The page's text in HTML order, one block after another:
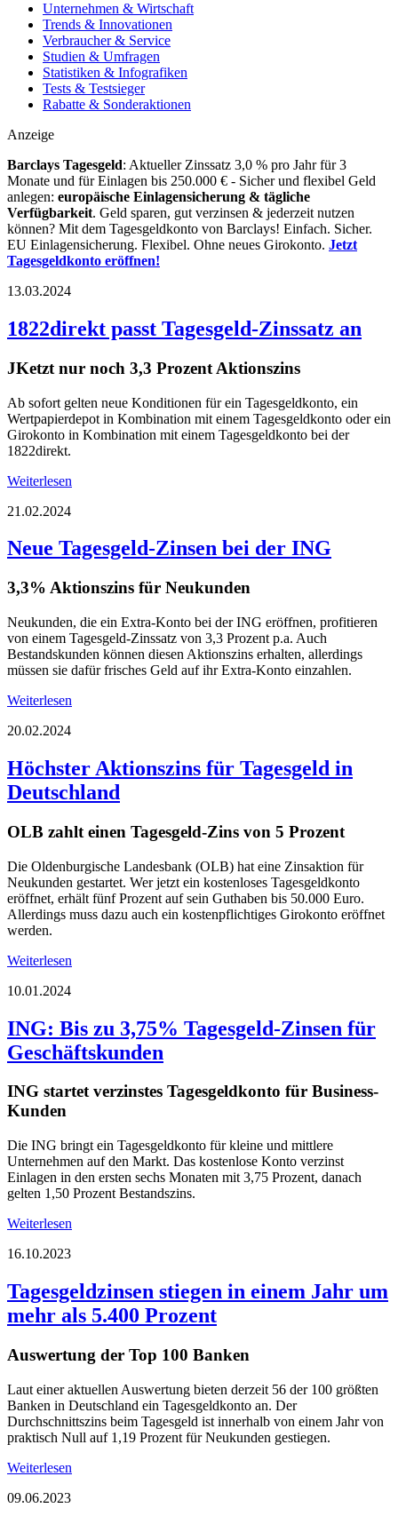
Unternehmen & Wirtschaft
Trends & Innovationen
Verbraucher & Service
Studien & Umfragen
Statistiken & Infografiken
Tests & Testsieger
Rabatte & Sonderaktionen
Anzeige
Barclays Tagesgeld: Aktueller Zinssatz 3,0 % pro Jahr für 3
Monate und für Einlagen bis 250.000 € - Sicher und flexibel Geld
anlegen: europäische Einlagensicherung & tägliche
Verfügbarkeit. Geld sparen, gut verzinsen & jederzeit nutzen
können? Mit dem Tagesgeldkonto von Barclays! Einfach. Sicher.
EU Einlagensicherung. Flexibel. Ohne neues Girokonto. Jetzt
Tagesgeldkonto eröffnen!
13.03.2024
1822direkt passt Tagesgeld-Zinssatz an
JKetzt nur noch 3,3 Prozent Aktionszins
Ab sofort gelten neue Konditionen für ein Tagesgeldkonto, ein
Wertpapierdepot in Kombination mit einem Tagesgeldkonto oder ein
Girokonto in Kombination mit einem Tagesgeldkonto bei der
1822direkt.
Weiterlesen
21.02.2024
Neue Tagesgeld-Zinsen bei der ING
3,3% Aktionszins für Neukunden
Neukunden, die ein Extra-Konto bei der ING eröffnen, profitieren
von einem Tagesgeld-Zinssatz von 3,3 Prozent p.a. Auch
Bestandskunden können diesen Aktionszins erhalten, allerdings
müssen sie dafür frisches Geld auf ihr Extra-Konto einzahlen.
Weiterlesen
20.02.2024
Höchster Aktionszins für Tagesgeld in
Deutschland
OLB zahlt einen Tagesgeld-Zins von 5 Prozent
Die Oldenburgische Landesbank (OLB) hat eine Zinsaktion für
Neukunden gestartet. Wer jetzt ein kostenloses Tagesgeldkonto
eröffnet, erhält fünf Prozent auf sein Guthaben bis 50.000 Euro.
Allerdings muss dazu auch ein kostenpflichtiges Girokonto eröffnet
werden.
Weiterlesen
10.01.2024
ING: Bis zu 3,75% Tagesgeld-Zinsen für
Geschäftskunden
ING startet verzinstes Tagesgeldkonto für Business-
Kunden
Die ING bringt ein Tagesgeldkonto für kleine und mittlere
Unternehmen auf den Markt. Das kostenlose Konto verzinst
Einlagen in den ersten sechs Monaten mit 3,75 Prozent, danach
gelten 1,50 Prozent Bestandszins.
Weiterlesen
16.10.2023
Tagesgeldzinsen stiegen in einem Jahr um
mehr als 5.400 Prozent
Auswertung der Top 100 Banken
Laut einer aktuellen Auswertung bieten derzeit 56 der 100 größten
Banken in Deutschland ein Tagesgeldkonto an. Der
Durchschnittszins beim Tagesgeld ist innerhalb von einem Jahr von
praktisch Null auf 1,19 Prozent für Neukunden gestiegen.
Weiterlesen
09.06.2023